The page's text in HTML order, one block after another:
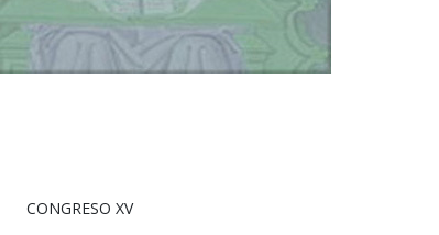
CONGRESO XV